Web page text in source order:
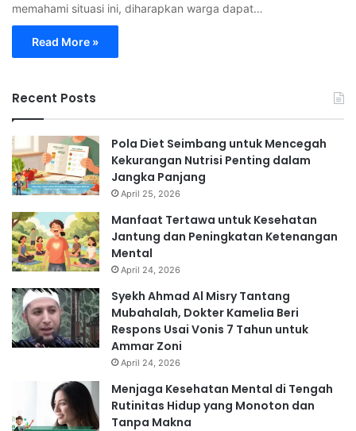
memahami situasi ini, diharapkan warga dapat…
Read More »
Recent Posts
Pola Diet Seimbang untuk Mencegah
Kekurangan Nutrisi Penting dalam
Jangka Panjang
April 25, 2026
Manfaat Tertawa untuk Kesehatan
Jantung dan Peningkatan Ketenangan
Mental
April 24, 2026
Syekh Ahmad Al Misry Tantang
Mubahalah, Dokter Kamelia Beri
Respons Usai Vonis 7 Tahun untuk
Ammar Zoni
April 24, 2026
Menjaga Kesehatan Mental di Tengah
Rutinitas Hidup yang Monoton dan
Tanpa Makna